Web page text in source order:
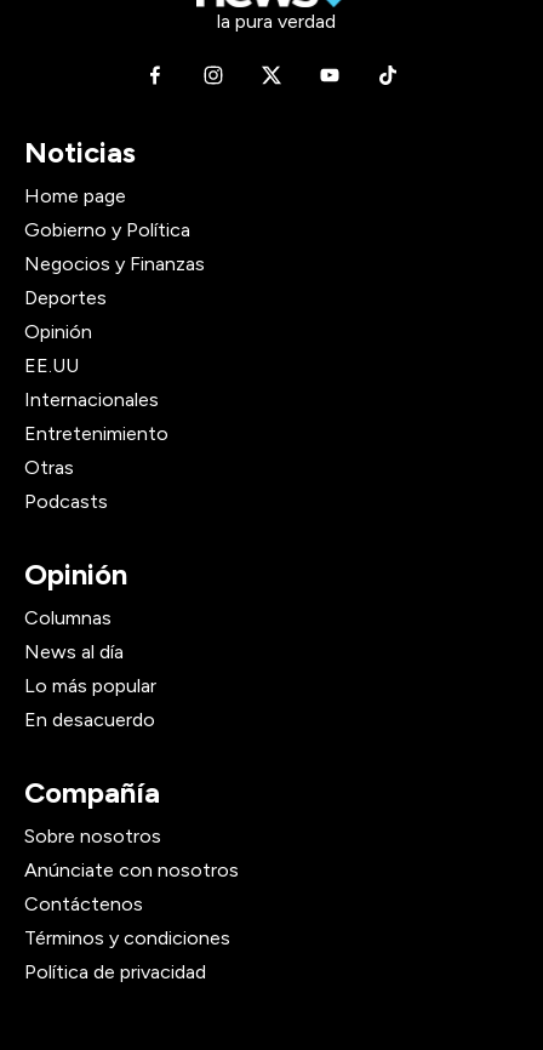
la pura verdad
Noticias
Home page
Gobierno y Política
Negocios y Finanzas
Deportes
Opinión
EE.UU
Internacionales
Entretenimiento
Otras
Podcasts
Opinión
Columnas
News al día
Lo más popular
En desacuerdo
Compañía
Sobre nosotros
Anúnciate con nosotros
Contáctenos
Términos y condiciones
Política de privacidad